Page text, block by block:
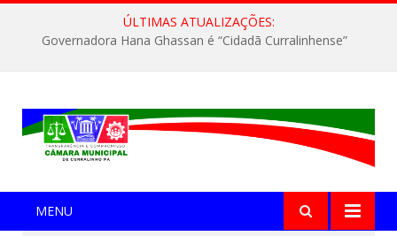
ÚLTIMAS ATUALIZAÇÕES:
Governadora Hana Ghassan é “Cidadã Curralinhense”
MENU